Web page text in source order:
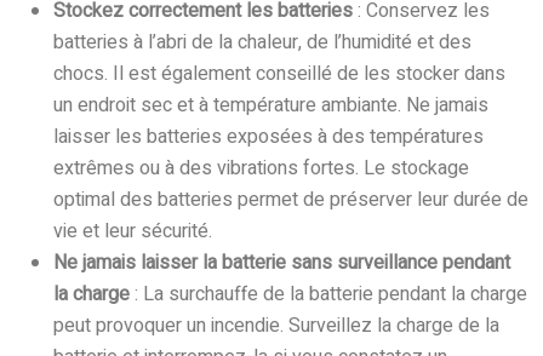
Stockez correctement les batteries: Conservez les
batteries à l’abri de la chaleur, de l’humidité et des
chocs. Il est également conseillé de les stocker dans
un endroit sec et à température ambiante. Ne jamais
laisser les batteries exposées à des températures
extrêmes ou à des vibrations fortes. Le stockage
optimal des batteries permet de préserver leur durée de
vie et leur sécurité.
Ne jamais laisser la batterie sans surveillance pendant
la charge: La surchauffe de la batterie pendant la charge
peut provoquer un incendie. Surveillez la charge de la